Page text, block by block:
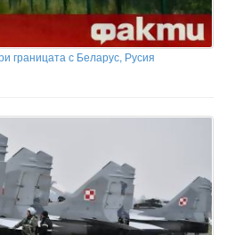
границата с Беларус, Русия